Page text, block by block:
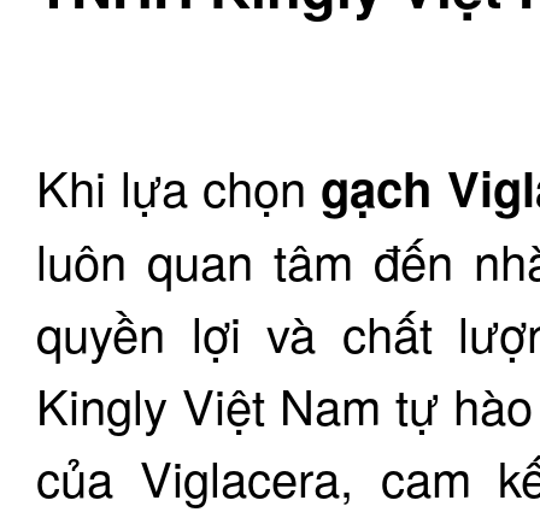
Khi lựa chọn gạch
luôn quan tâm đến
quyền lợi và chất
Kingly Việt Nam tự
của Viglacera, cam